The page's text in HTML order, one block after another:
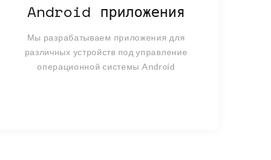
Android приложения
Мы разрабатываем приложения для
различных устройств под управление
операционной системы Android